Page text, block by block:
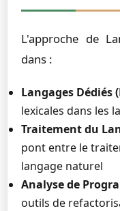
L'approche de
dans :
Langages Dédiés
lexicales dans les
Traitement du
pont entre le
langage naturel
Analyse de
outils de